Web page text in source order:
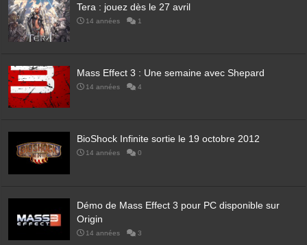
Tera : jouez dès le 27 avril
14 années 1
Mass Effect 3 : Une semaine avec Shepard
14 années 4
BioShock Infinite sortie le 19 octobre 2012
14 années 0
Démo de Mass Effect 3 pour PC disponible sur
Origin
14 années 3